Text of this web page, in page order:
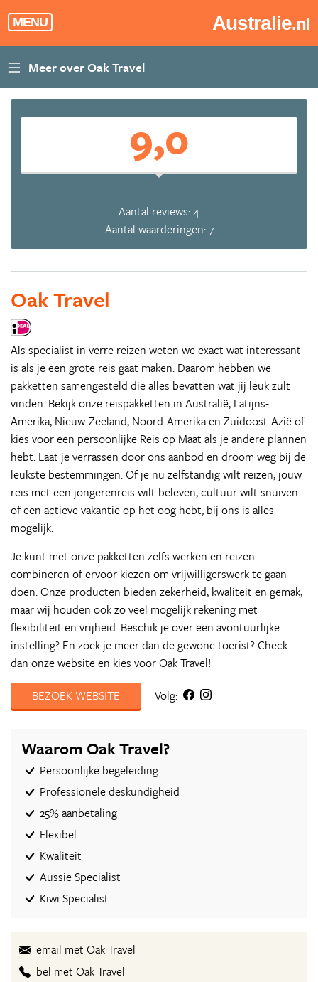
MENU Australie.nl
9,0
Aantal reviews: 4
Aantal waarderingen: 7
Oak Travel
Als specialist in verre reizen weten we exact wat interessant
is als je een grote reis gaat maken. Daarom hebben we
pakketten samengesteld die alles bevatten wat jij leuk zult
vinden. Bekijk onze reispakketten in Australië, Latijns-
Amerika, Nieuw-Zeeland, Noord-Amerika en Zuidoost-Azië of
kies voor een persoonlijke Reis op Maat als je andere plannen
hebt. Laat je verrassen door ons aanbod en droom weg bij de
leukste bestemmingen. Of je nu zelfstandig wilt reizen, jouw
reis met een jongerenreis wilt beleven, cultuur wilt snuiven
of een actieve vakantie op het oog hebt, bij ons is alles
mogelijk.
Je kunt met onze pakketten zelfs werken en reizen
combineren of ervoor kiezen om vrijwilligerswerk te gaan
doen. Onze producten bieden zekerheid, kwaliteit en gemak,
maar wij houden ook zo veel mogelijk rekening met
flexibiliteit en vrijheid. Beschik je over een avontuurlijke
instelling? En zoek je meer dan de gewone toerist? Check
dan onze website en kies voor Oak Travel!
BEZOEK WEBSITE
Volg:
Waarom Oak Travel?
Persoonlijke begeleiding
Professionele deskundigheid
25% aanbetaling
Flexibel
Kwaliteit
Aussie Specialist
Kiwi Specialist
email met Oak Travel
bel met Oak Travel